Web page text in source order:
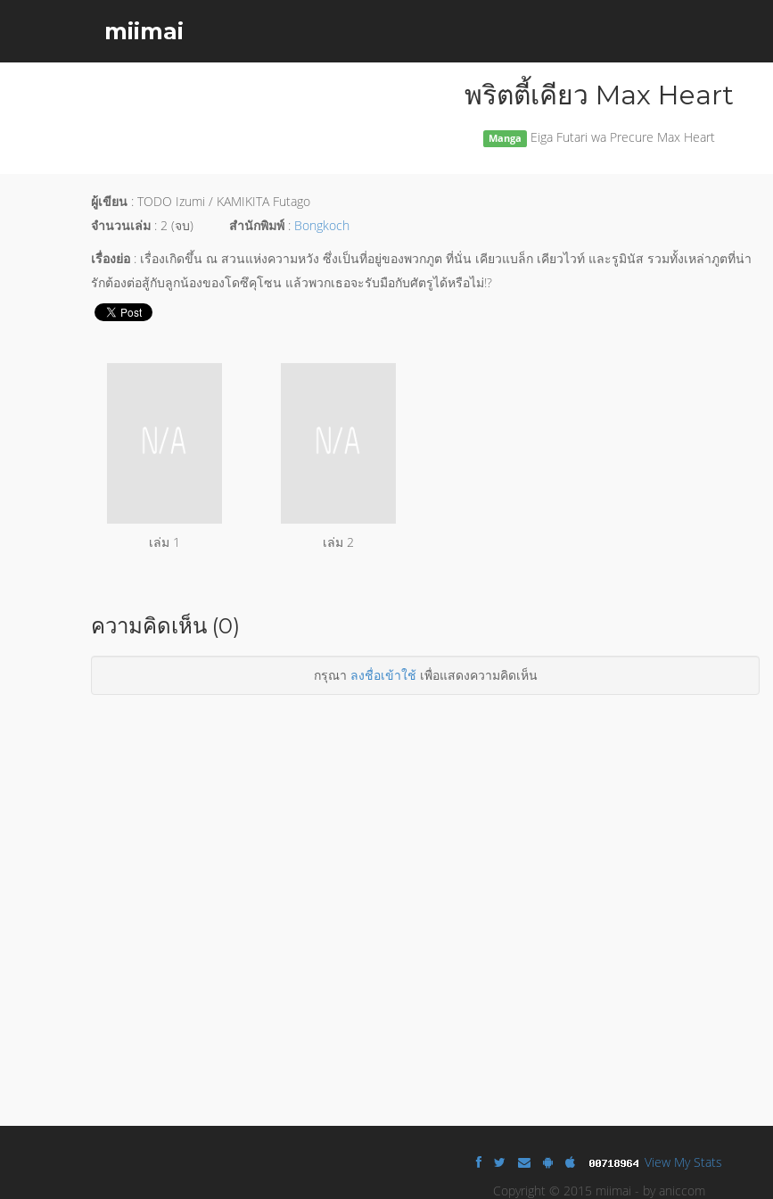
miimai
พริตตี้เคียว Max Heart
Manga Eiga Futari wa Precure Max Heart
ผู้เขียน : TODO Izumi / KAMIKITA Futago
จำนวนเล่ม : 2 (จบ) สำนักพิมพ์ : Bongkoch
เรื่องย่อ : เรื่องเกิดขึ้น ณ สวนแห่งความหวัง ซึ่งเป็นที่อยู่ของพวกภูต ที่นั่น เคียวแบล็ก เคียวไวท์ และรูมินัส รวมทั้งเหล่าภูตที่น่า
รักต้องต่อสู้กับลูกน้องของโดซึคุโซน แล้วพวกเธอจะรับมือกับศัตรูได้หรือไม่!?
เล่ม 1 เล่ม 2
ความคิดเห็น (0)
กรุณา ลงชื่อเข้าใช้เพื่อแสดงความคิดเห็น
View My Stats
Copyright © 2015 miimai - by aniccom